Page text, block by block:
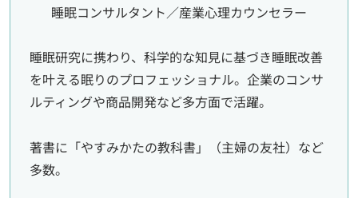
睡眠コンサルタント／産業心理カウンセラー
睡眠研究に携わり、科学的な知見に基づき睡眠改善
を叶える眠りのプロフェッショナル。企業のコンサ
ルティングや商品開発など多方面で活躍。
著書に「やすみかたの教科書」（主婦の友社）など
多数。